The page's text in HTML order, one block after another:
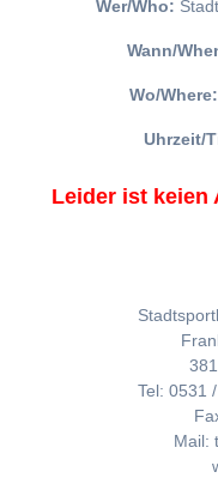
Wer/Who:
Wann/
Wo/Where:
Uhrzeit/
Leider ist keien
Tel: 0531
Mail: